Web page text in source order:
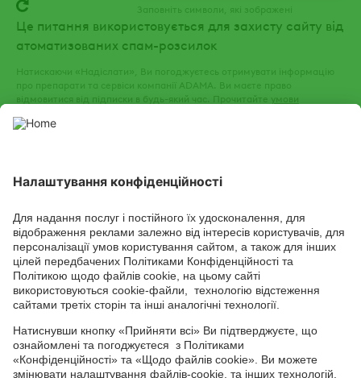
Заповніть символи, які зображені
Це питання використовується для захисту сайту від
атоматизованих спам-розсилок
Натискаючи «Надіслати», Ви погоджуєтесь отримувати інформацію
про препарати та сервіси компанії ADAMA. Ви маєте право
відмовитися від підписки в будь-який час. Прочитайте умови
СОЦІАЛЬНІ СЕРВІСИ
Youtube
Channel
FacebookTikTok
Головний офіс: 04050, м. Київ, вул. М. Пимоненка, 13, БЦ "Форум
Ділове Містечко", офіс 4А/41; тел.: +38 044 232 44 14; e-mail:
ukraine@adama.com